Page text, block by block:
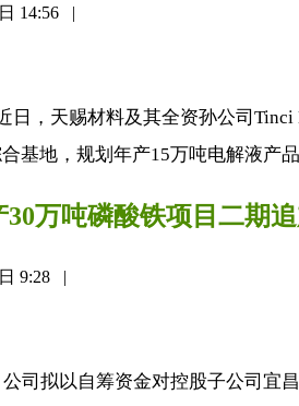
14:56 |
日，天赐材料及其全资孙公司
基地，规划年产15万吨电解液产
万吨磷酸铁项目二期
9:28 |
司拟以自筹资金对控股子公司宜